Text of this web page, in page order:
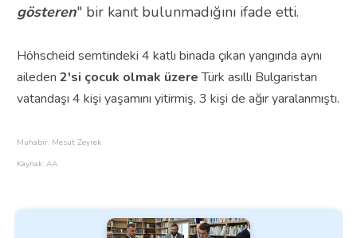
gösteren" bir kanıt bulunmadığını ifade etti.
Höhscheid semtindeki 4 katlı binada çıkan yangında aynı
aileden 2'si çocuk olmak üzereTürk asıllı Bulgaristan
vatandaşı 4 kişi yaşamını yitirmiş, 3 kişi de ağır yaralanmıştı.
Muhabir: Mesut Zeyrek
Kaynak: AA